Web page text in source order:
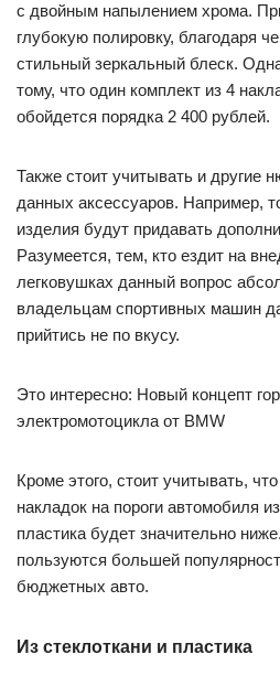
с двойным напылением хрома.
глубокую полировку, благодаря
стильный зеркальный блеск.
тому, что один комплект из 4
обойдется порядка 2 400 рублей.
Также стоит учитывать и другие
данных аксессуаров. Например,
изделия будут придавать
Разумеется, тем, кто ездит на
легковушках данный вопрос
владельцам спортивных машин
прийтись не по вкусу.
Это интересно: Новый концепт
электромотоцикла от BMW
Кроме этого, стоит учитывать,
накладок на пороги автомобиля
пластика будет значительно
пользуются большей
бюджетных авто.
Из стеклоткани и пластика